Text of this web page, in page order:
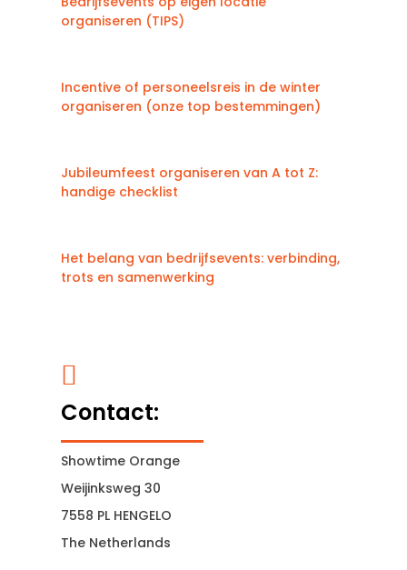
organiseren (TIPS)
Incentive of personeelsreis in de winter
organiseren (onze top bestemmingen)
Jubileumfeest organiseren van A tot Z:
handige checklist
Het belang van bedrijfsevents: verbinding,
trots en samenwerking

Contact:
Showtime Orange
Weijinksweg 30
7558 PL HENGELO
The Netherlands